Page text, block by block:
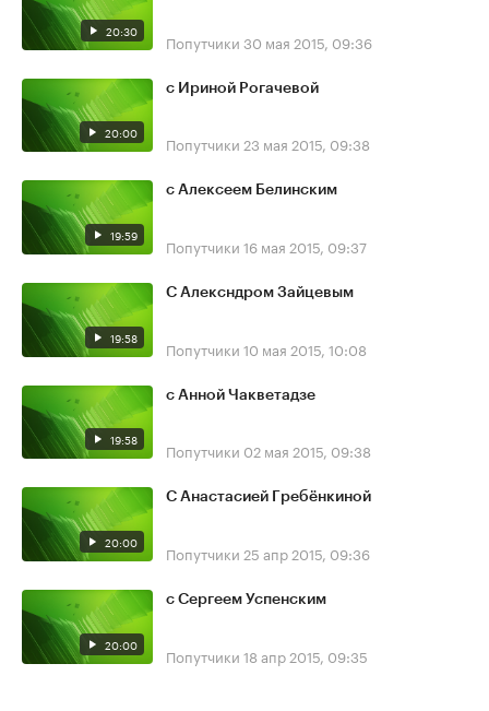
20:30 Попутчики 30 мая 2015, 09:36
20:00
c Ириной Рогачевой
Попутчики 23 мая 2015, 09:38
19:59
с Алексеем Белинским
Попутчики 16 мая 2015, 09:37
19:58
С Алексндром Зайцевым
Попутчики 10 мая 2015, 10:08
19:58
с Анной Чакветадзе
Попутчики 02 мая 2015, 09:38
20:00
С Анастасией Гребёнкиной
Попутчики 25 апр 2015, 09:36
20:00
с Сергеем Успенским
Попутчики 18 апр 2015, 09:35